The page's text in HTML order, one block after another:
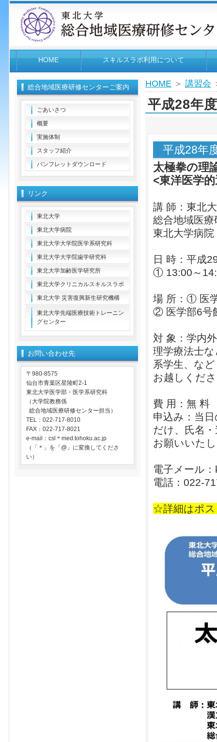
HOME スキルスラボ利用について
HOME ＞ 講習会
平成28年
平成28年
太極拳の理
<東洋医学
講 師：東北
総合地域医
東北大学病
日 時：平成
① 13:00～
場 所：① 医
② 医学部6号
対 象：学内
理学療法士
系学生、な
お越しくだ
費 用：無 料
申込み：当
だけ、氏名
お願いいた
電子メール
電話：022-
☆詳細はポス
総合地域医療研修センターご案内
ごあいさつ
概要
実施体制
スタッフ紹介
パンフレットダウンロード
リンク
東北大学
東北大学病院
東北大学大学院医学系研究科
東北大学大学院歯学研究科
東北大学加齢医学研究所
東北大学クリニカルスキルスラボ
東北大学 災害復興新生研究機構
東北大学先端医療技術トレーニン
グセンター
お問い合わせ先
〒980-8575
仙台市青葉区星陵町2-1
東北大学医学部・医学系研究科
（大学院教務係
総合地域医療研修センター担当）
TEL：022-717-8010
FAX：022-717-8021
e-mail：csl＊med.tohoku.ac.jp
（「＊」を「@」に変換してくださ
い）